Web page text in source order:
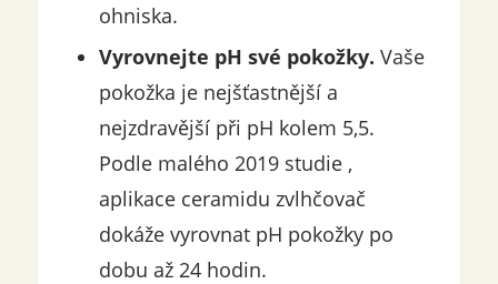
ohniska.
Vyrovnejte pH své pokožky. Vaše
pokožka je nejšťastnější a
nejzdravější při pH kolem 5,5.
Podle malého 2019 studie ,
aplikace ceramidu zvlhčovač
dokáže vyrovnat pH pokožky po
dobu až 24 hodin.